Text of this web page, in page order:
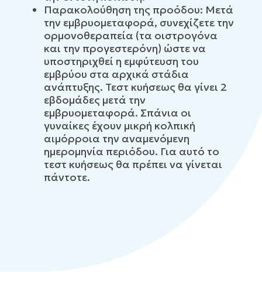
Παρακολούθηση της προόδου: Μετά
την εμβρυομεταφορά, συνεχίζετε την
ορμονοθεραπεία (τα οιστρογόνα
και την προγεστερόνη) ώστε να
υποστηριχθεί η εμφύτευση του
εμβρύου στα αρχικά στάδια
ανάπτυξης. Τεστ κυήσεως θα γίνει 2
εβδομάδες μετά την
εμβρυομεταφορά. Σπάνια οι
γυναίκες έχουν μικρή κολπική
αιμόρροια την αναμενόμενη
ημερομηνία περιόδου. Για αυτό το
τεστ κυήσεως θα πρέπει να γίνεται
πάντοτε.